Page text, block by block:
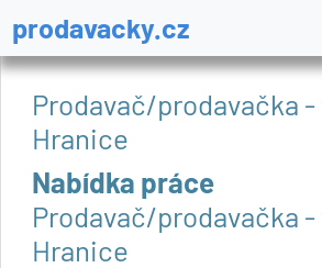
prodavacky.cz
Prodavač/prodavačka
Hranice
Nabídka práce
Prodavač/prodavačka
Hranice